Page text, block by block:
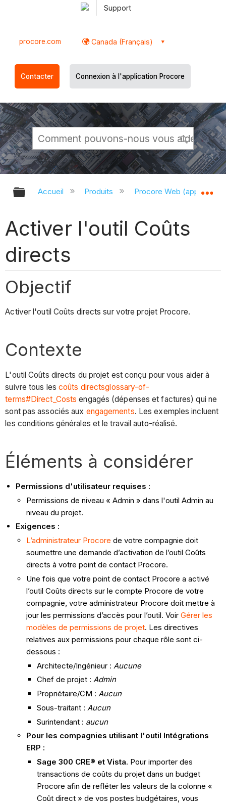
Support
procore.com Canada (Français)
Contacter Connexion à l'application Procore
Développer/réduire la hiérarchie
Accueil Produits Procore Web
Activer l'outil Coûts
directs
Objectif
Activer l'outil Coûts directs sur votre projet Procore.
Contexte
L'outil Coûts directs du projet est conçu pour vous aider à
suivre tous les coûts directsglossary-of-
terms#Direct_Costs engagés (dépenses et factures) qui ne
sont pas associés aux engagements. Les exemples incluent
les conditions générales et le travail auto-réalisé.
Éléments à considérer
Permissions d'utilisateur requises :
Permissions de niveau « Admin » dans l'outil Admin au
niveau du projet.
Exigences :
L’administrateur Procore de votre compagnie doit
soumettre une demande d’activation de l’outil Coûts
directs à votre point de contact Procore.
Une fois que votre point de contact Procore a activé
l’outil Coûts directs sur le compte Procore de votre
compagnie,votre administrateur Procore doit mettre à
jour les permissions d’accès pour l’outil. VoirGérer les
modèles de permissions de projet. Les directives
relatives aux permissions pour chaque rôle sont ci-
dessous :
Architecte/Ingénieur : Aucune
Chef de projet :Admin
Propriétaire/CM : Aucun
Sous-traitant : Aucun
Surintendant : aucun
Pour les compagnies utilisant l'outil Intégrations
ERP :
Sage 300 CRE® et Vista. Pour importer des
transactions de coûts du projet dans un budget
Procore afin de refléter les valeurs de la colonne «
Coût direct » de vos postes budgétaires, vous